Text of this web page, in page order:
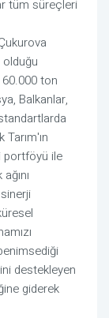
tüm süreçleri
ton
Balkanlar,
portföyü ile
destekleyen
giderek